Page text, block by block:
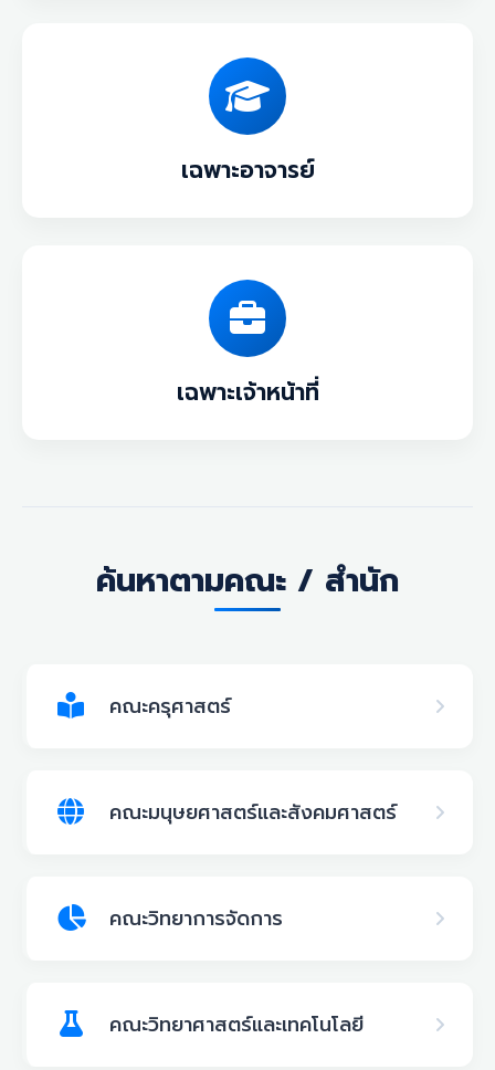
เฉพาะอาจารย์
เฉพาะเจ้าหน้าที่
ค้นหาตามคณะ / สำนัก
คณะครุศาสตร์
คณะมนุษยศาสตร์และสังคมศาสตร์
คณะวิทยาการจัดการ
คณะวิทยาศาสตร์และเทคโนโลยี